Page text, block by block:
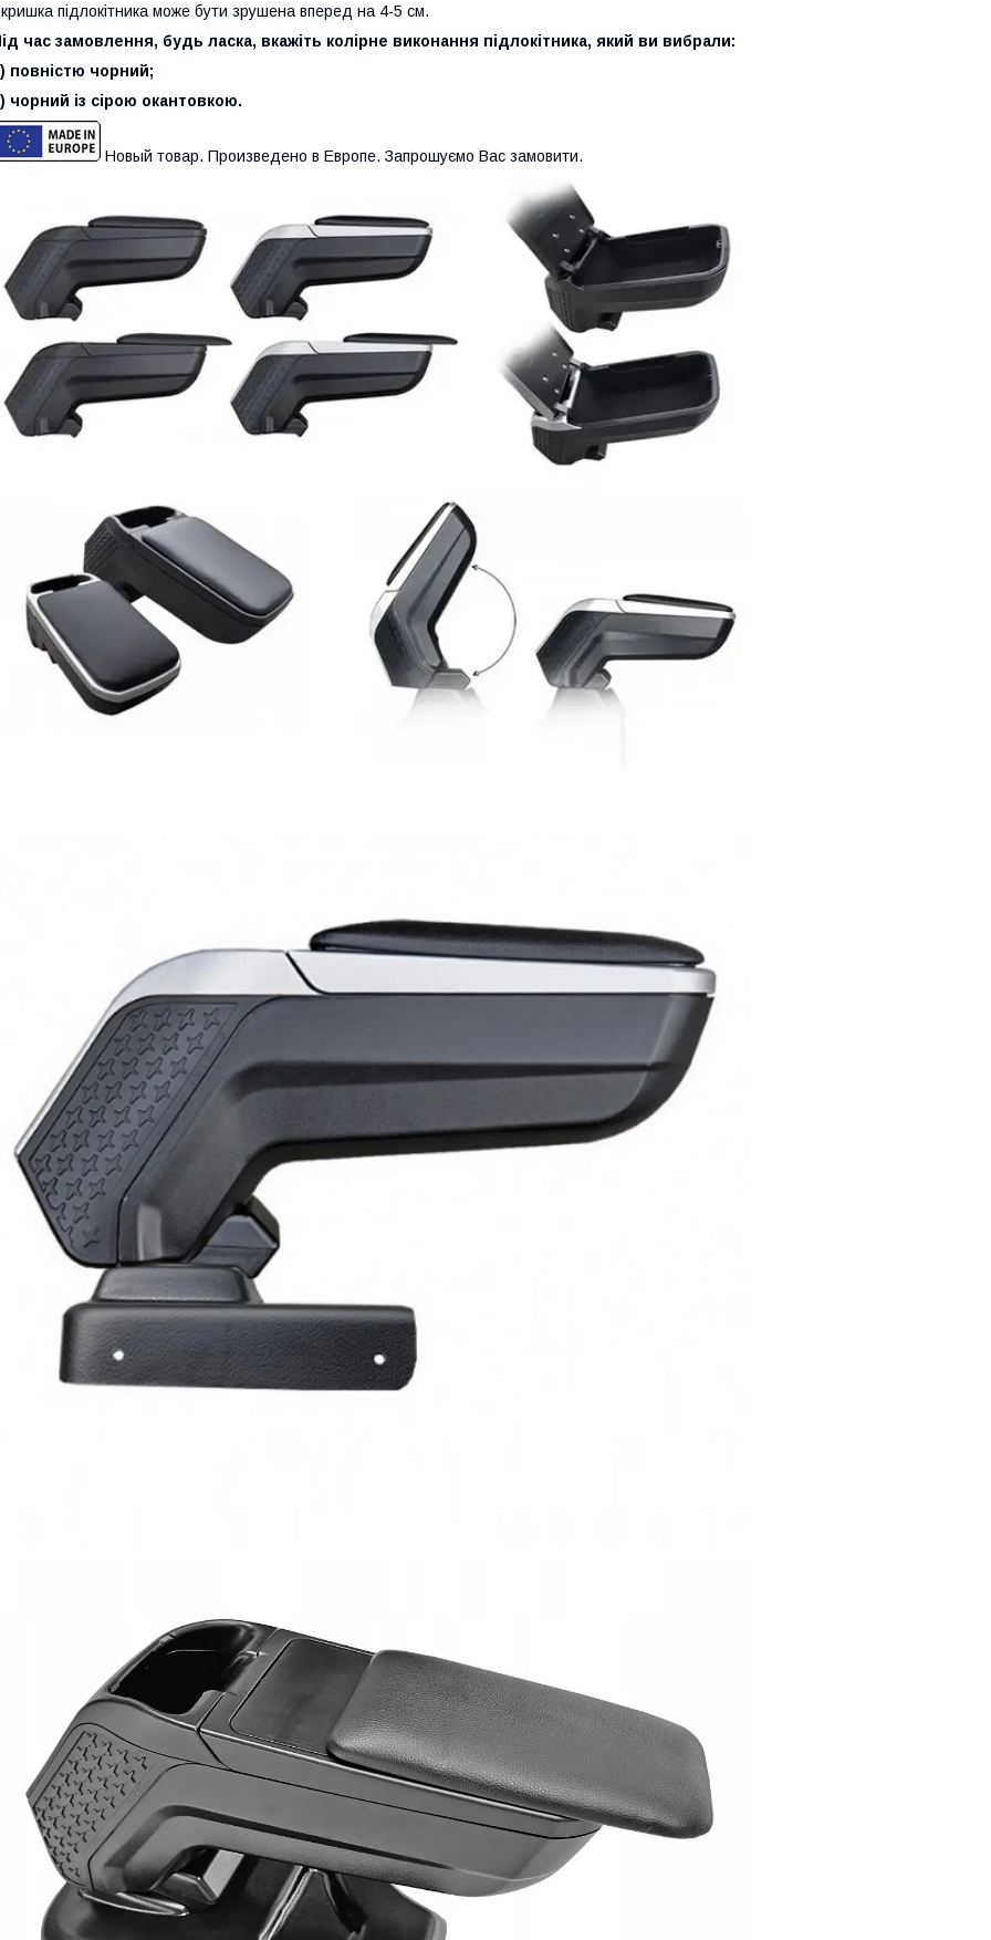
підлокітника може бути зрушена вперед на 4-5 см.
час замовлення, будь ласка, вкажіть колірне виконання підлокітника, який ви вибрали:
повністю чорний;
чорний із сірою окантовкою.
Новый товар. Произведено в Европе. Запрошуємо Вас замовити.